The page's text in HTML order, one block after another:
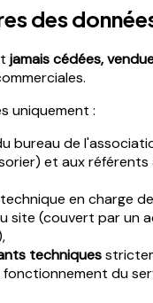
des
jamais cédées,
uniquement :
bureau de
et aux
en charge
site (couvert par un
techniques
fonctionnement du